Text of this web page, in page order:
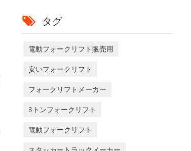
タグ
電動フォークリフト販売用
安いフォークリフト
フォークリフトメーカー
3トンフォークリフト
電動フォークリフト